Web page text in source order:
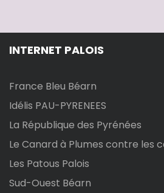
t
o
n
d
e
INTERNET PALOIS
France Bleu Béarn
Idélis PAU-PYRENEES
La République des Pyrénées
Le Canard à Plumes contre les
Les Patous Palois
Sud-Ouest Béarn